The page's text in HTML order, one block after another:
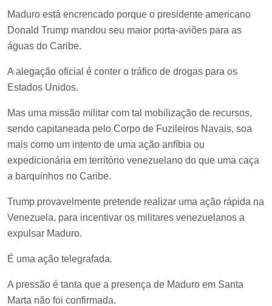
Maduro está encrencado porque o presidente americano
Donald Trump mandou seu maior porta-aviões para as
águas do Caribe.
A alegação oficial é conter o tráfico de drogas para os
Estados Unidos.
Mas uma missão militar com tal mobilização de recursos,
sendo capitaneada pelo Corpo de Fuzileiros Navais, soa
mais como um intento de uma ação anfíbia ou
expedicionária em território venezuelano do que uma caça
a barquinhos no Caribe.
Trump provavelmente pretende realizar uma ação rápida na
Venezuela, para incentivar os militares venezuelanos a
expulsar Maduro.
É uma ação telegrafada.
A pressão é tanta que a presença de Maduro em Santa
Marta não foi confirmada.